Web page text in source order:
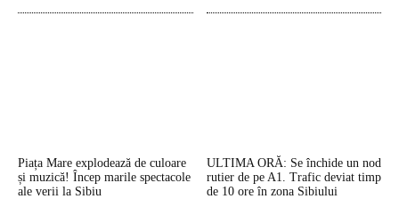
Piața Mare explodează de culoare
și muzică! Încep marile spectacole
ale verii la Sibiu
ULTIMA ORĂ: Se închide un nod
rutier de pe A1. Trafic deviat timp
de 10 ore în zona Sibiului